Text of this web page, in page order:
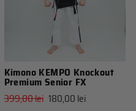
Kimono KEMPO Knockout
Premium Senior FX
Pret
399,00 lei Pret
180,00 lei